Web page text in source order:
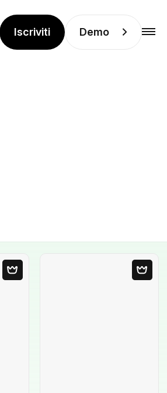
Iscriviti Demo